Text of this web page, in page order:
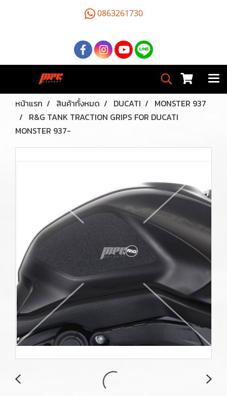
0863261730
หน้าแรก สินค้าทั้งหมด DUCATI
MONSTER 937
R&G TANK TRACTION GRIPS FOR DUCATI
MONSTER 937-